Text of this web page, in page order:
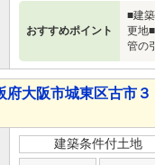
おすすめポイント
■建
更地
管の
府大阪市城東区古市３
建築条件付土地